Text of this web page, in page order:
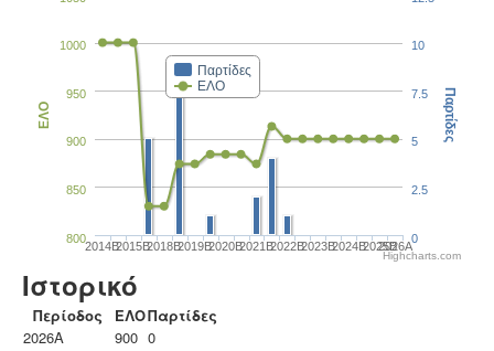
Παρτίδες
ΕΛΟ
2014B2015B2018B2019B2020B2021B2022B2023B2024B2025B2026A
800
850
900
950
1000
ΕΛΟ
0
2.5
5
7.5
10
Παρτίδες
Highcharts.com
Ιστορικό
Περίοδος ΕΛΟΠαρτίδες
2026A
900 0